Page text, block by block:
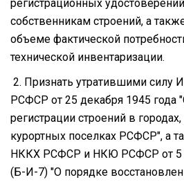
регистрационных
собственникам строений, а
объеме фактической
технической инвентаризации.
2. Признать утратившими силу
РСФСР от 25 декабря 1945 года
регистрации строений в
курортных поселках РСФСР", а
НККХ РСФСР и НКЮ РСФСР от 5
(Б-И-7) "О порядке